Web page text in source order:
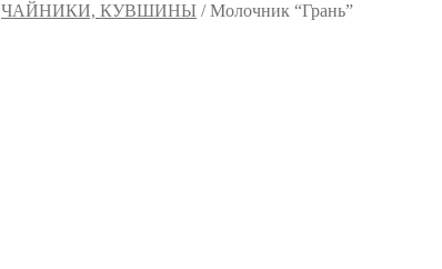
ЧАЙНИКИ, КУВШИНЫ /Молочник “Грань”